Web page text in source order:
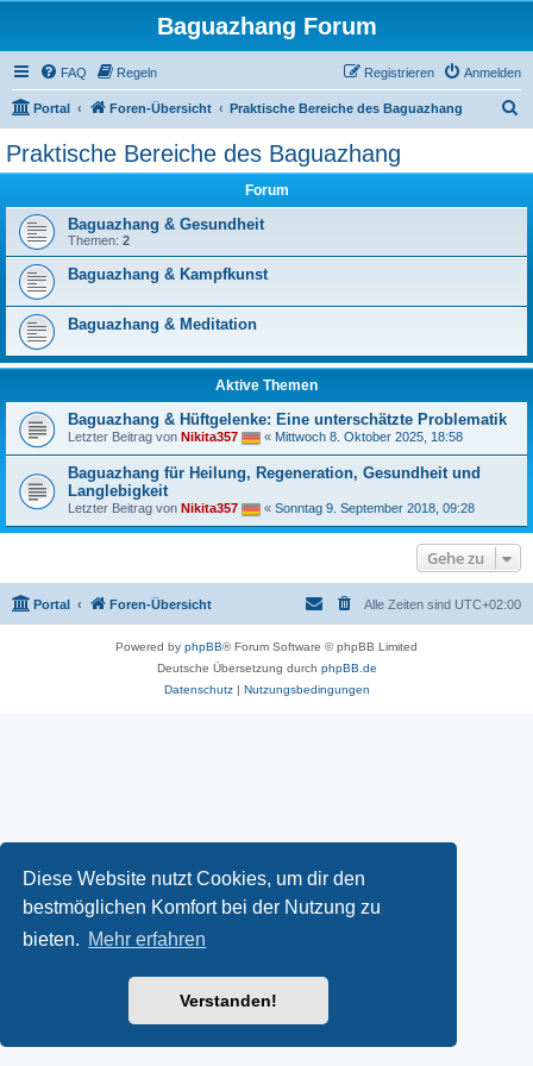
Diese Website nutzt Cookies, um dir den
bestmöglichen Komfort bei der Nutzung zu
bieten. Mehr erfahren
Verstanden!
Baguazhang Forum
FAQ Regeln Anmelden
Registrieren
Portal Foren-Übersicht Praktische Bereiche des Baguazhang
Praktische Bereiche des Baguazhang
Forum
Baguazhang & Gesundheit
Themen: 2
Baguazhang & Kampfkunst
Baguazhang & Meditation
Aktive Themen
Baguazhang & Hüftgelenke: Eine unterschätzte Problematik
Letzter Beitrag von Nikita357 « Mittwoch 8. Oktober 2025, 18:58
Baguazhang für Heilung, Regeneration, Gesundheit und
Langlebigkeit
Letzter Beitrag von Nikita357 « Sonntag 9. September 2018, 09:28
Gehe zu
Portal Foren-Übersicht Alle Zeiten sind UTC+02:00
Powered by phpBB® Forum Software © phpBB Limited
Deutsche Übersetzung durch phpBB.de
Datenschutz| Nutzungsbedingungen